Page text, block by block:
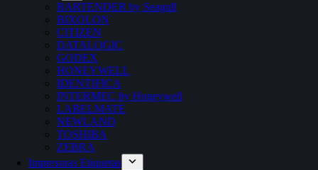
BARTENDER by Seagull
BIXOLON
CITIZEN
DATALOGIC
GODEX
HONEYWELL
IDENTIFICA
INTERMEC by Honeywell
LABELMATE
NEWLAND
TOSHIBA
ZEBRA
Impresoras Etiquetas